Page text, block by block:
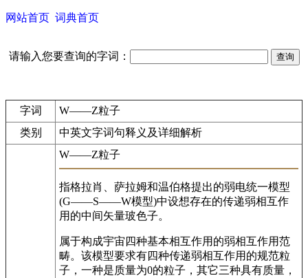
网站首页 词典首页
请输入您要查询的字词：
字词
W——Z粒子
类别
中英文字词句释义及详细解析
W——Z粒子
指格拉肖、萨拉姆和温伯格提出的弱电统一模型
(G——S——W模型)中设想存在的传递弱相互作
用的中间矢量玻色子。
属于构成宇宙四种基本相互作用的弱相互作用范
畴。该模型要求有四种传递弱相互作用的规范粒
子，一种是质量为0的粒子，其它三种具有质量，